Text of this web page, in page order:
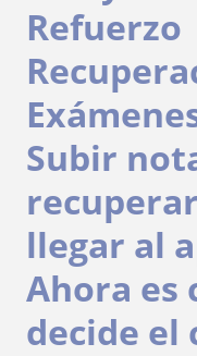
Refuerzo
Subir
llegar al
Ahora es
decide el